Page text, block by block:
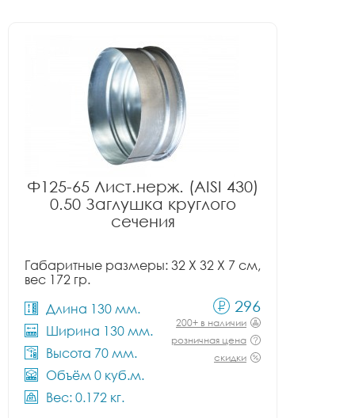
Ф125-65 Лист.нерж. (AISI 430)
0.50 Заглушка круглого
сечения
Габаритные размеры: 32 X 32 X 7 см,
вес 172 гр.
Длина 130 мм.
Ширина 130 мм.
Высота 70 мм.
Объём 0 куб.м.
Вес: 0.172 кг.
296
200+ в наличии
розничная цена
скидки